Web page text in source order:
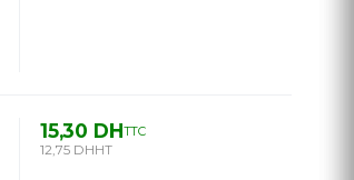
15,30 DHTTC
12,75 DHHT